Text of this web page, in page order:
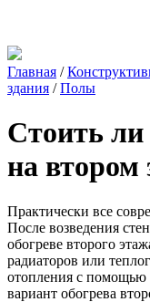
Главная /
здания /Полы
Стоить
на втором
Практически все
После возведения
обогреве второго
радиаторов или
отопления с помощью
вариант обогрева